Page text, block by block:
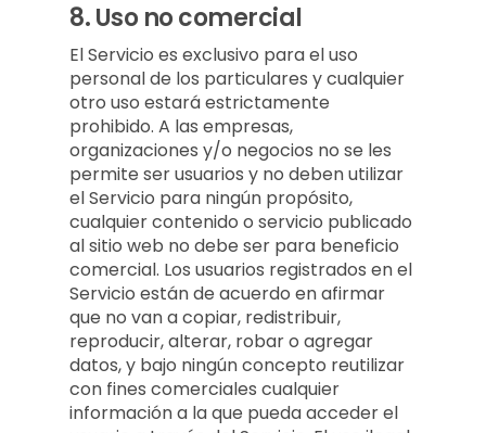
8.Uso no comercial
El Servicio es exclusivo para el uso
personal de los particulares y cualquier
otro uso estará estrictamente
prohibido. A las empresas,
organizaciones y/o negocios no se les
permite ser usuarios y no deben utilizar
el Servicio para ningún propósito,
cualquier contenido o servicio publicado
al sitio web no debe ser para beneficio
comercial. Los usuarios registrados en el
Servicio están de acuerdo en afirmar
que no van a copiar, redistribuir,
reproducir, alterar, robar o agregar
datos, y bajo ningún concepto reutilizar
con fines comerciales cualquier
información a la que pueda acceder el